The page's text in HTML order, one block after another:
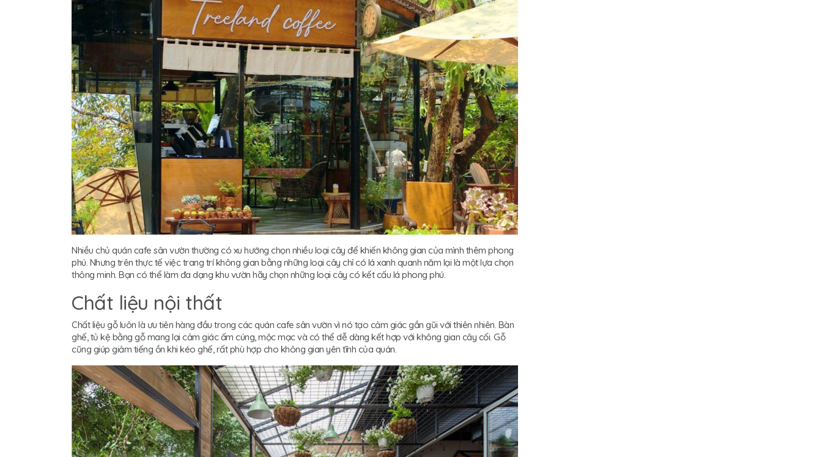
Nhiều chủ quán cafe sân vườn thường có xu hướng chọn nhiều loại cây để khiến không gian của mình thêm phong
phú. Nhưng trên thực tế việc trang trí không gian bằng những loại cây chỉ có lá xanh quanh năm lại là một lựa chọn
thông minh. Bạn có thể làm đa dạng khu vườn hãy chọn những loại cây có kết cấu lá phong phú.
Chất liệu nội thất
Chất liệu gỗ luôn là ưu tiên hàng đầu trong các quán cafe sân vườn vì nó tạo cảm giác gần gũi với thiên nhiên. Bàn
ghế, tủ kệ bằng gỗ mang lại cảm giác ấm cúng, mộc mạc và có thể dễ dàng kết hợp với không gian cây cối. Gỗ
cũng giúp giảm tiếng ồn khi kéo ghế, rất phù hợp cho không gian yên tĩnh của quán.